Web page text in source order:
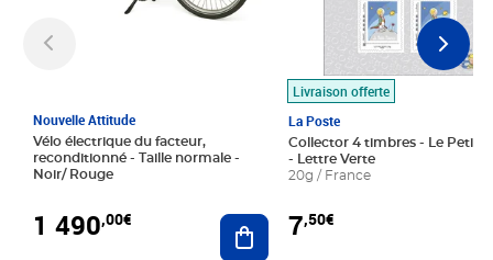
Nouvelle Attitude
Vélo électrique du facteur,
reconditionné - Taille normale -
Noir/ Rouge
1 490,00€ Ajouter au panier
Livraison offerte
La Poste
Collector 4 timbres - Le Petit
- Lettre Verte
20g / France
7,50€